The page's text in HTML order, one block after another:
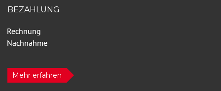
BEZAHLUNG
Mehr erfahren